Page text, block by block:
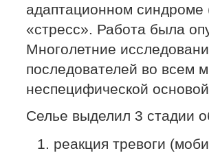
адаптационном
«стресс». Работа была
Многолетние
последователей во всем
неспецифической
Селье выделил 3 стадии
реакция тревоги